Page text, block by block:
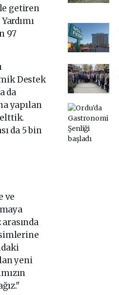
getiren
97
Destek
da
yapılan
da 5 bin
ve
yeni